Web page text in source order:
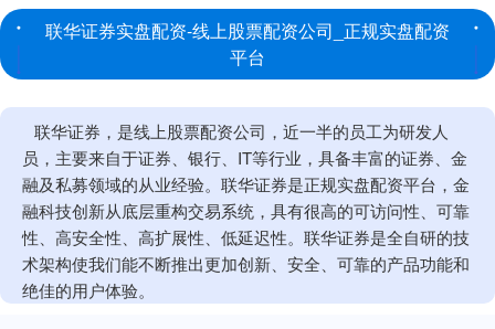
联华证券实盘配资-线上股票配资公司_正规实盘配资
平台
联华证券，是线上股票配资公司，近一半的员工为研发人
员，主要来自于证券、银行、IT等行业，具备丰富的证券、金
融及私募领域的从业经验。联华证券是正规实盘配资平台，金
融科技创新从底层重构交易系统，具有很高的可访问性、可靠
性、高安全性、高扩展性、低延迟性。联华证券是全自研的技
术架构使我们能不断推出更加创新、安全、可靠的产品功能和
绝佳的用户体验。